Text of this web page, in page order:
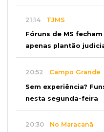
21:14 TJMS
Fóruns de MS
apenas plantão
20:52 Campo Grande
Sem experiência?
nesta segunda-feira
20:30 No Maracanã